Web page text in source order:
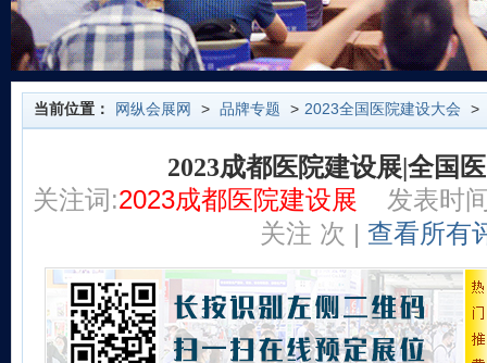
当前位置： 网纵会展网 > 品牌专题 > 2023全国医院建设大会 >
2023成都医院建设展|全国
关注词:2023成都医院建设展
发表时
关注 次 | 查看所有